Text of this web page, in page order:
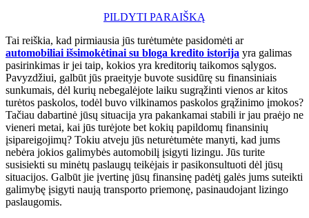
PILDYTI PARAIŠKĄ
Tai reiškia, kad pirmiausia jūs turėtumėte pasidomėti ar
automobiliai išsimokėtinai su bloga kredito istorija yra galimas
pasirinkimas ir jei taip, kokios yra kreditorių taikomos sąlygos.
Pavyzdžiui, galbūt jūs praeityje buvote susidūrę su finansiniais
sunkumais, dėl kurių nebegalėjote laiku sugrąžinti vienos ar kitos
turėtos paskolos, todėl buvo vilkinamos paskolos grąžinimo įmokos?
Tačiau dabartinė jūsų situacija yra pakankamai stabili ir jau praėjo ne
vieneri metai, kai jūs turėjote bet kokių papildomų finansinių
įsipareigojimų? Tokiu atveju jūs neturėtumėte manyti, kad jums
nebėra jokios galimybės automobilį įsigyti lizingu. Jūs turite
susisiekti su minėtų paslaugų teikėjais ir pasikonsultuoti dėl jūsų
situacijos. Galbūt jie įvertinę jūsų finansinę padėtį galės jums suteikti
galimybę įsigyti naują transporto priemonę, pasinaudojant lizingo
paslaugomis.